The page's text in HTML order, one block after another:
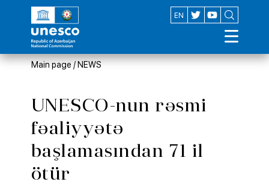
EN
AZ
Main page / NEWS
UNESCO-nun rəsmi
fəaliyyətə
başlamasından 71 il
ötür